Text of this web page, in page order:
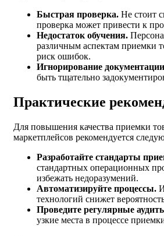
Быстрая проверка. Не стоит
проверка может привести к
Недостаток обучения.
различным аспектам приемки
риск ошибок.
Игнорирование
быть тщательно
Практические
Для повышения качества приемки
маркетплейсов рекомендуется
Разработайте стандарты
стандартных операционных
избежать недоразумений.
Автоматизируйте процессы.
технологий снижет
Проведите регулярные
узкие места в процессе